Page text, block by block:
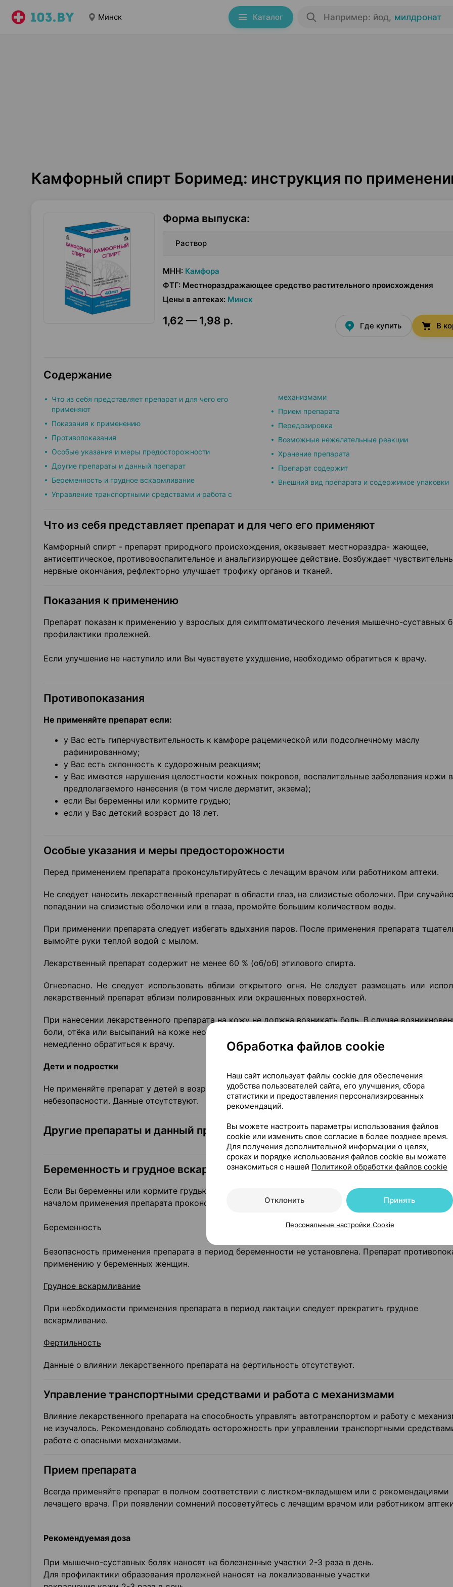
Минск Каталог Например: йод, милдронат
Камфорный спирт Боримед: инструкция по
Форма выпуска:
Раствор
МНН: Камфора
ФТГ: Местнораздражающее средство растительного происхождения
Цены в аптеках: Минск
1,62 — 1,98 р. Где купить В
Содержание
Что из себя представляет препарат и для чего его
применяют
Показания к применению
Противопоказания
Особые указания и меры предосторожности
Другие препараты и данный препарат
Беременность и грудное вскармливание
Управление транспортными средствами и работа с
механизмами
Прием препарата
Передозировка
Возможные нежелательные реакции
Хранение препарата
Препарат содержит
Внешний вид препарата и содержимое упаковки
Что из себя представляет препарат и для чего его применяют
Камфорный спирт - препарат природного происхождения, оказывает местнораздра- жающее,
антисептическое, противовоспалительное и анальгизирующее действие. Возбуждает
нервные окончания, рефлекторно улучшает трофику органов и тканей.
Показания к применению
Препарат показан к применению у взрослых для симптоматического лечения мышечно-суставных
профилактики пролежней.
Если улучшение не наступило или Вы чувствуете ухудшение, необходимо обратиться к врачу.
Противопоказания
Не применяйте препарат если:
у Вас есть гиперчувствительность к камфоре рацемической или подсолнечному маслу
рафинированному;
у Вас есть склонность к судорожным реакциям;
у Вас имеются нарушения целостности кожных покровов, воспалительные заболевания кожи
предполагаемого нанесения (в том числе дерматит, экзема);
если Вы беременны или кормите грудью;
если у Вас детский возраст до 18 лет.
Особые указания и меры предосторожности
Перед применением препарата проконсультируйтесь с лечащим врачом или работником аптеки.
Не следует наносить лекарственный препарат в области глаз, на слизистые оболочки. При
попадании на слизистые оболочки или в глаза, промойте большим количеством воды.
При применении препарата следует избегать вдыхания паров. После применения препарата
вымойте руки теплой водой с мылом.
Лекарственный препарат содержит не менее 60 % (об/об) этилового спирта.
Огнеопасно. Не следует использовать вблизи открытого огня. Не следует размещать или
лекарственный препарат вблизи полированных или окрашенных поверхностей.
При нанесении лекарственного препарата на кожу не должна возникать боль. В случае
боли, отёка или высыпаний на коже необходимо прекратить применение лекарственного препарата
немедленно обратиться к врачу.
Дети и подростки
Не применяйте препарат у детей в возрасте до 18 лет вследствие риска неэффективности и
небезопасности. Данные отсутствуют.
Другие препараты и данный препарат
Беременность и грудное вскармливание
Если Вы беременны или кормите грудью, думаете, что забеременели, или планируете
началом применения препарата проконсультируйтесь с врачом или работником аптеки.
Беременность
Безопасность применения препарата в период беременности не установлена. Препарат
применению у беременных женщин.
Грудное вскармливание
При необходимости применения препарата в период лактации следует прекратить грудное
вскармливание.
Фертильность
Данные о влиянии лекарственного препарата на фертильность отсутствуют.
Управление транспортными средствами и работа с механизмами
Влияние лекарственного препарата на способность управлять автотранспортом и работу с
не изучалось. Рекомендовано соблюдать осторожность при управлении транспортными
работе с опасными механизмами.
Прием препарата
Всегда применяйте препарат в полном соответствии с листком-вкладышем или с рекомендациями
лечащего врача. При появлении сомнений посоветуйтесь с лечащим врачом или работником
Рекомендуемая доза
При мышечно-суставных болях наносят на болезненные участки 2-3 раза в день.
Для профилактики образования пролежней наносят на локализованные участки
Обработка файлов cookie
Наш сайт использует файлы cookie для обеспечения
удобства пользователей сайта, его улучшения, сбора
статистики и предоставления персонализированных
рекомендаций.
Вы можете настроить параметры использования файлов
cookie или изменить свое согласие в более позднее время.
Для получения дополнительной информации о целях,
сроках и порядке использования файлов cookie вы можете
ознакомиться с нашей Политикой обработки файлов cookie
Отклонить Принять
Персональные настройки Cookie